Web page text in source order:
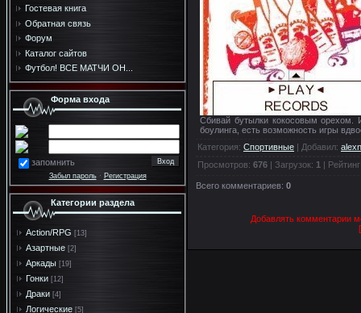
Гостевая книга
Обратная связь
Форум
Каталог сайтов
Футбол! ВСЕ МАТЧИ ОН...
Форма входа
запомнить
Забыл пароль· Регистрация
Категории раздела
Action/RPG [13]
Азартные [2]
Аркады [19]
Гонки [12]
Драки [4]
Логические [5]
Сбивай бутылки кокосовым орехом.
боулинга, есть возможность игры
Категория: Спортивные | Добавил:
Просмотров: 676 | Загрузок: 1 | Рейтинг
Всего комментариев: 0
Добавлять комментарии